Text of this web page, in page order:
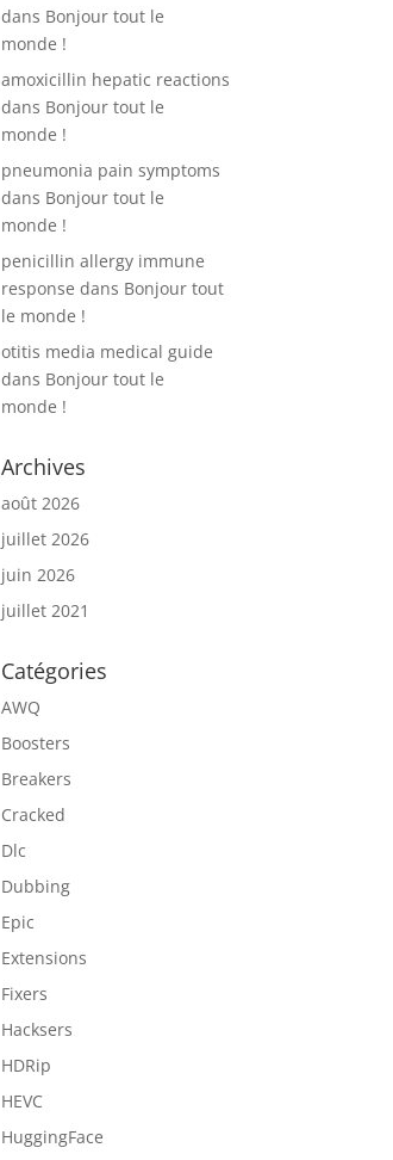
dans Bonjour tout le
monde !
amoxicillin hepatic reactions
dans Bonjour tout le
monde !
pneumonia pain symptoms
dans Bonjour tout le
monde !
penicillin allergy immune
response dans Bonjour tout
le monde !
otitis media medical guide
dans Bonjour tout le
monde !
Archives
août 2026
juillet 2026
juin 2026
juillet 2021
Catégories
AWQ
Boosters
Breakers
Cracked
Dlc
Dubbing
Epic
Extensions
Fixers
Hacksers
HDRip
HEVC
HuggingFace